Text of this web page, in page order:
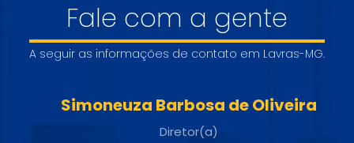
Fale com a gente
A seguir as informações de contato em Lavras-MG.
Simoneuza Barbosa de Oliveira
Diretor(a)